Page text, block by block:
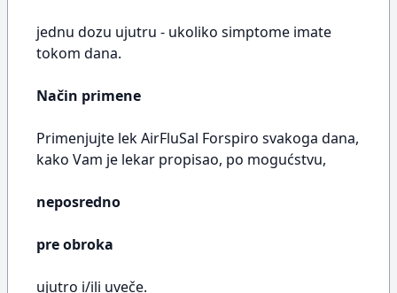
jednu dozu ujutru - ukoliko simptome imate
tokom dana.
Način primene
Primenjujte lek AirFluSal Forspiro svakoga dana,
kako Vam je lekar propisao, po mogućstvu,
neposredno
pre obroka
ujutro i/ili uveče.